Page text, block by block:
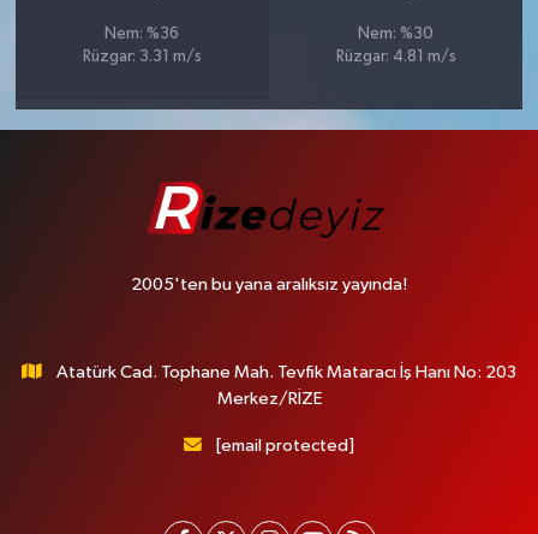
Nem: %36
Rüzgar: 3.31 m/s
Nem: %30
Rüzgar: 4.81 m/s
2005'ten bu yana aralıksız yayında!
Atatürk Cad. Tophane Mah. Tevfik Mataracı İş Hanı No: 203
Merkez/RİZE
[email protected]